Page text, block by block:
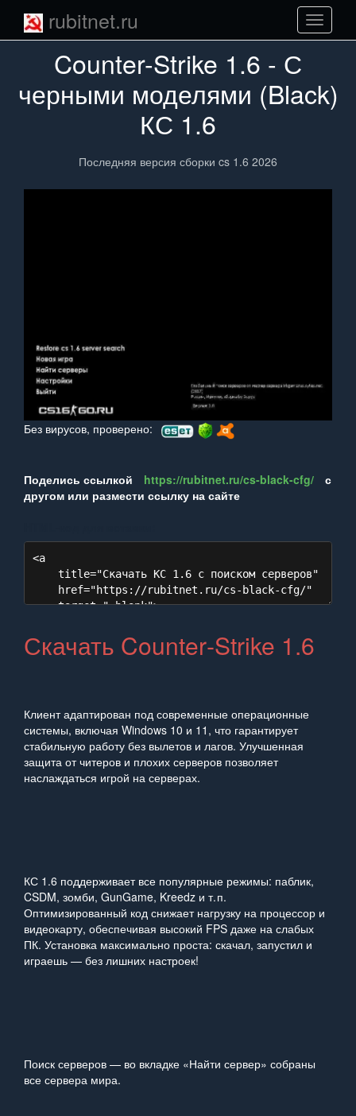
сайта
rubitnet.ru
Counter-Strike 1.6 - С
черными моделями (Black)
КС 1.6
Последняя версия сборки cs 1.6 2026
Без вирусов, проверено:
Поделись ссылкой https://rubitnet.ru/cs-black-cfg/
с
другом или размести ссылку на сайте
Скачать Counter‑Strike 1.6
Клиент адаптирован под современные операционные
системы, включая Windows 10 и 11, что гарантирует
стабильную работу без вылетов и лагов. Улучшенная
защита от читеров и плохих серверов позволяет
наслаждаться игрой на серверах.
КС 1.6 поддерживает все популярные режимы: паблик,
CSDM, зомби, GunGame, Kreedz и т. п.
Оптимизированный код снижает нагрузку на процессор и
видеокарту, обеспечивая высокий FPS даже на слабых
ПК. Установка максимально проста: скачал, запустил и
играешь — без лишних настроек!
Поиск серверов — во вкладке «Найти сервер» собраны
все сервера мира.